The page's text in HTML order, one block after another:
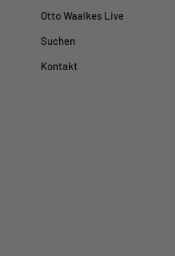
Otto Waalkes Live
Suchen
Kontakt